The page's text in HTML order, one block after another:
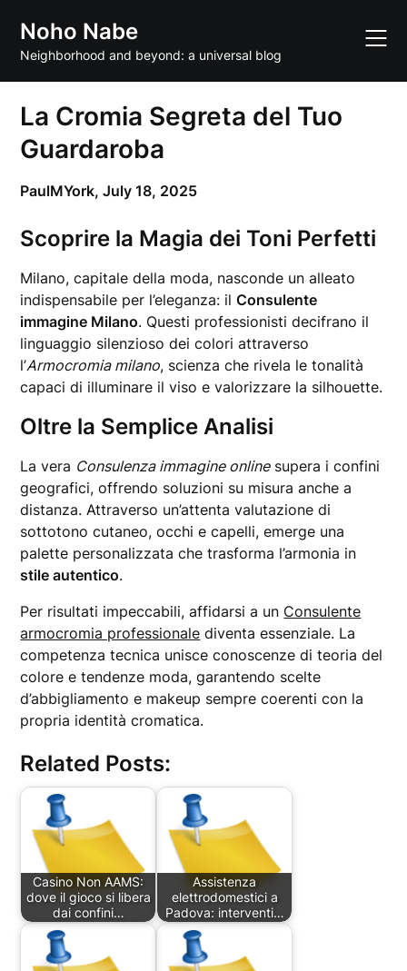
content
Noho Nabe
Neighborhood and beyond: a universal blog
La Cromia Segreta del Tuo
Guardaroba
PaulMYork,July 18, 2025
Scoprire la Magia dei Toni Perfetti
Milano, capitale della moda, nasconde un alleato
indispensabile per l’eleganza: ilConsulente
immagine Milano. Questi professionisti decifrano il
linguaggio silenzioso dei colori attraverso
l’Armocromia milano, scienza che rivela le tonalità
capaci di illuminare il viso e valorizzare la silhouette.
Oltre la Semplice Analisi
La vera Consulenza immagine onlinesupera i confini
geografici, offrendo soluzioni su misura anche a
distanza. Attraverso un’attenta valutazione di
sottotono cutaneo, occhi e capelli, emerge una
palette personalizzata che trasforma l’armonia in
stile autentico.
Per risultati impeccabili, affidarsi a un Consulente
armocromia professionale diventa essenziale. La
competenza tecnica unisce conoscenze di teoria del
colore e tendenze moda, garantendo scelte
d’abbigliamento e makeup sempre coerenti con la
propria identità cromatica.
Related Posts:
Casino Non AAMS:
dove il gioco si libera
dai confini…
Assistenza
elettrodomestici a
Padova: interventi…